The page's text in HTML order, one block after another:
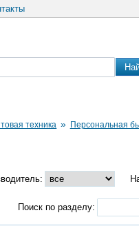
техника » Персональная
Поиск по разделу: